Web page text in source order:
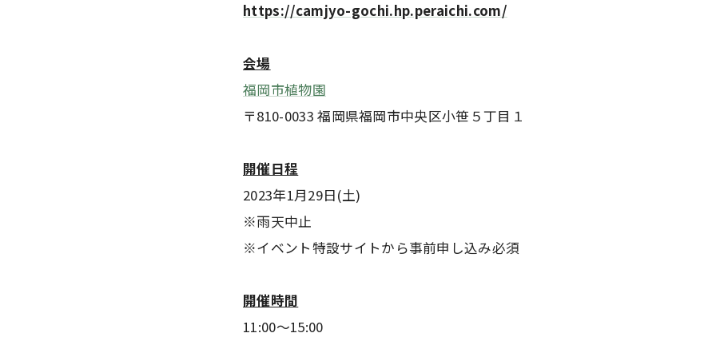
https://camjyo-gochi.hp.peraichi.com/
会場
福岡市植物園
〒810-0033 福岡県福岡市中央区小笹５丁目１
開催日程
2023年1月29日(土)
※雨天中止
※イベント特設サイトから事前申し込み必須
開催時間
11:00～15:00